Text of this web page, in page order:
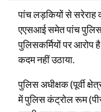
पांच लड़कियों से
एएसआई समेत पांच
पुलिसकर्मियों पर आरोप
कदम नहीं उठाया.
पुलिस अधीक्षक (पूर्वी
में पुलिस कंट्रोल रूम